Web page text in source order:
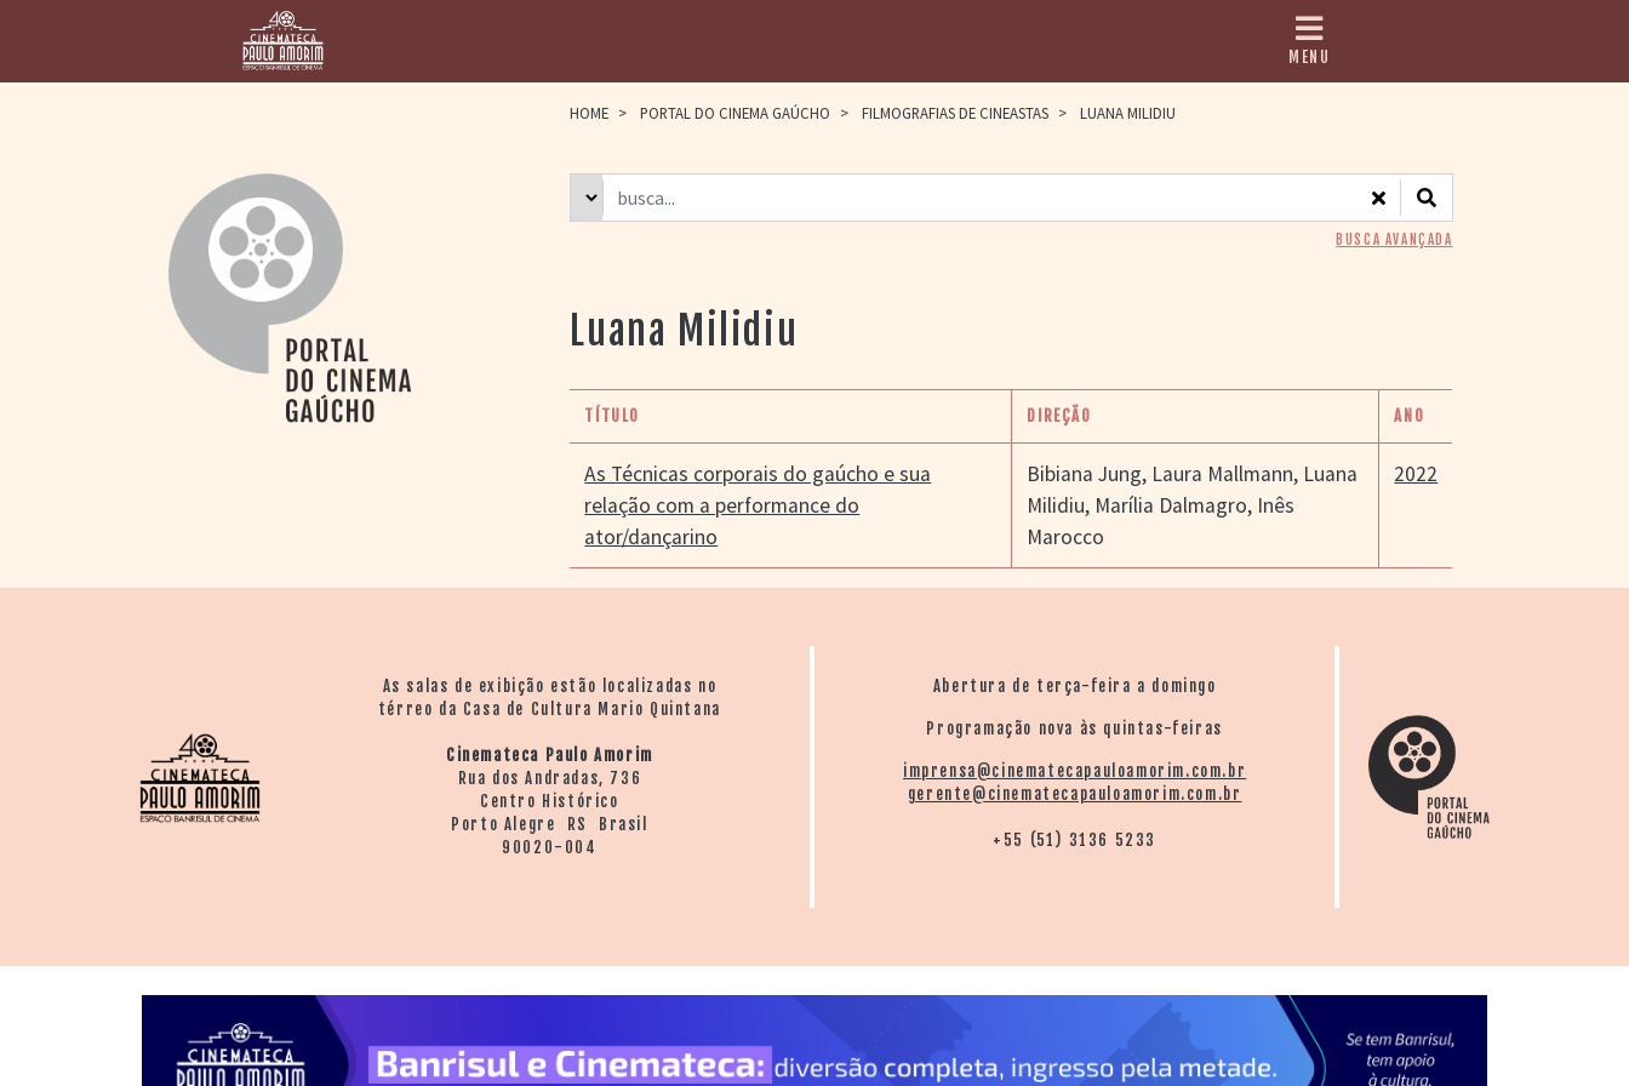
PAULO AMORIM
> HOMENAGEADOS
> ASSOCIAÇÃO DOS
> BIBLIOTECA
ROMEU GRIMALDI
> LISTA DE FILMES
> FILMOGRAFIAS DE
CINEASTAS
> DISCOGRAFIAS
MENU
HOME > PORTAL DO CINEMA GAÚCHO > FILMOGRAFIAS DE CINEASTAS > LUANA MILIDIU
BUSCA AVANÇADA
Luana Milidiu
TÍTULO DIREÇÃO ANO
As Técnicas corporais do gaúcho e sua
relação com a performance do
ator/dançarino
Bibiana Jung, Laura Mallmann, Luana
Milidiu, Marília Dalmagro, Inês
Marocco
2022
As salas de exibição estão localizadas no
térreo da Casa de Cultura Mario Quintana
Cinemateca Paulo Amorim
Rua dos Andradas, 736
Centro Histórico
Porto Alegre RS Brasil
90020-004
Abertura de terça-feira a domingo
Programação nova às quintas-feiras
imprensa@cinematecapauloamorim.com.br
gerente@cinematecapauloamorim.com.br
+55 (51) 3136 5233